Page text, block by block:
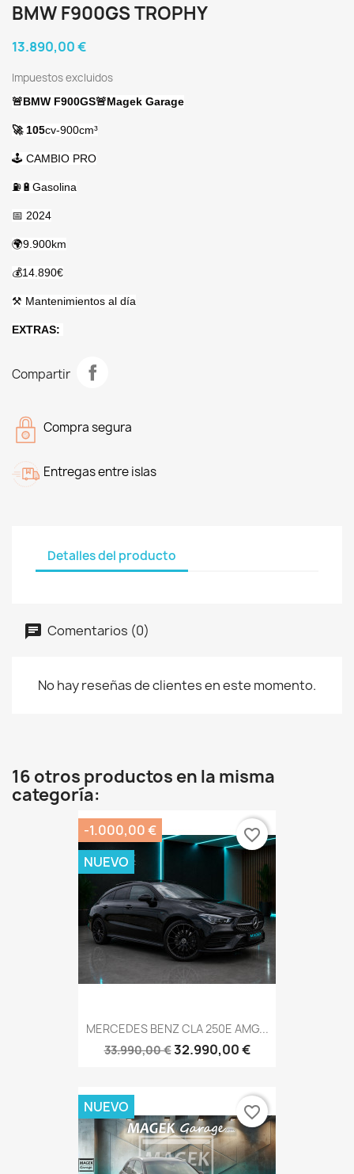
BMW F900GS TROPHY
13.890,00 €
Impuestos excluidos
🚨BMW F900GS🚨Magek Garage
🚀 105cv-900cm³
🕹 CAMBIO PRO
⛽️🔋Gasolina
📅 2024
🌍9.900km
💰14.890€
⚒️ Mantenimientos al día
EXTRAS:
Compartir
Compra segura
Entregas entre islas
Detalles del producto
Comentarios (0)
No hay reseñas de clientes en este momento.
16 otros productos en la misma
categoría:
MERCEDES BENZ CLA 250E AMG...
33.990,00 €32.990,00 €
-1.000,00 €
NUEVO
favorite_border
NUEVO favorite_border